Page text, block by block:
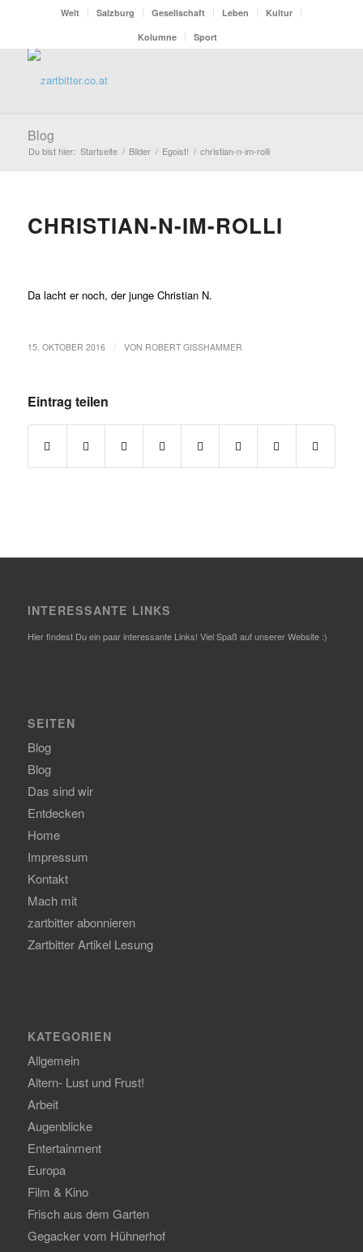
Welt Salzburg Gesellschaft Leben
Kultur
Kolumne
Sport
Blog
Du bist hier: Startseite / Bilder / Egoist! / christian-n-im-rolli
CHRISTIAN-N-IM-ROLLI
Da lacht er noch, der junge Christian N.
15. OKTOBER 2016 VON ROBERT GISSHAMMER
Eintrag teilen
INTERESSANTE LINKS
Hier findest Du ein paar interessante Links! Viel Spaß auf unserer Website :)
SEITEN
Blog
Blog
Das sind wir
Entdecken
Home
Impressum
Kontakt
Mach mit
zartbitter abonnieren
Zartbitter Artikel Lesung
KATEGORIEN
Allgemein
Altern- Lust und Frust!
Arbeit
Augenblicke
Entertainment
Europa
Film & Kino
Frisch aus dem Garten
Gegacker vom Hühnerhof